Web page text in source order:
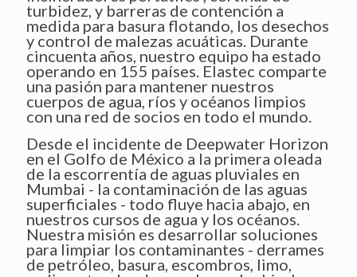
turbidez, y barreras de contención a
medida para basura flotando, los desechos
y control de malezas acuáticas. Durante
cincuenta años, nuestro equipo ha estado
operando en 155 países. Elastec comparte
una pasión para mantener nuestros
cuerpos de agua, ríos y océanos limpios
con una red de socios en todo el mundo.
Desde el incidente de Deepwater Horizon
en el Golfo de México a la primera oleada
de la escorrentía de aguas pluviales en
Mumbai - la contaminación de las aguas
superficiales - todo fluye hacia abajo, en
nuestros cursos de agua y los océanos.
Nuestra misión es desarrollar soluciones
para limpiar los contaminantes - derrames
de petróleo, basura, escombros, limo,